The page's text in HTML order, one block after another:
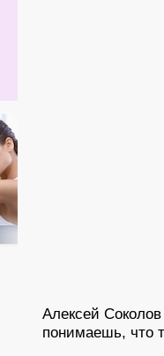
Алексей
понимаешь, что